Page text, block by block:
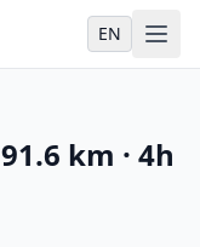
EN
91.6 km · 4h